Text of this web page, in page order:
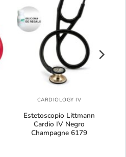
CARDIOLOGY IV
Estetoscopio Littmann
Cardio IV Negro
Champagne 6179